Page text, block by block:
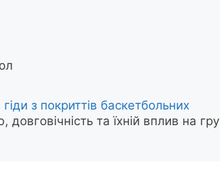
гіди з покриттів баскетбольних
та їхній вплив на гру